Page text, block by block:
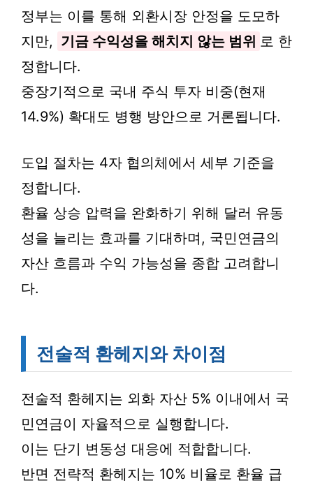
정부는 이를 통해 외환시장 안정을 도모하
지만, 기금 수익성을 해치지 않는 범위 로 한
정합니다.
중장기적으로 국내 주식 투자 비중(현재
14.9%) 확대도 병행 방안으로 거론됩니다.
도입 절차는 4자 협의체에서 세부 기준을
정합니다.
환율 상승 압력을 완화하기 위해 달러 유동
성을 늘리는 효과를 기대하며, 국민연금의
자산 흐름과 수익 가능성을 종합 고려합니
다.
전술적 환헤지와 차이점
전술적 환헤지는 외화 자산 5% 이내에서 국
민연금이 자율적으로 실행합니다.
이는 단기 변동성 대응에 적합합니다.
반면 전략적 환헤지는 10% 비율로 환율 급